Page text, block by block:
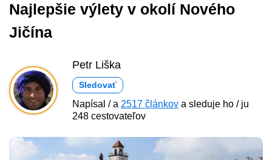
Najlepšie výlety v okolí Nového
Jičína
Petr Liška
Sledovať
Napísal / a 2517 článkov a sleduje ho / ju
248 cestovateľov